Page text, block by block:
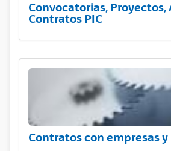
Convocatorias, Proyectos,
Contratos PIC
Contratos con empresas